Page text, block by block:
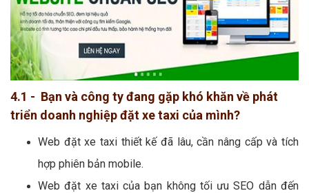
4.1 - Bạn và công ty đang gặp khó khăn về phát
triển doanh nghiệp đặt xe taxi của mình?
Web đặt xe taxi thiết kế đã lâu, cần nâng cấp và tích
hợp phiên bản mobile.
Web đặt xe taxi của bạn không tối ưu SEO dẫn đến